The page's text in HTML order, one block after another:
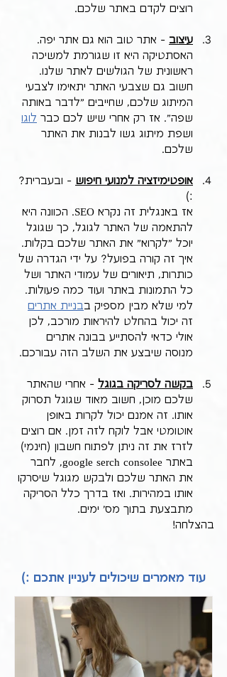
רוצים לקדם באתר שלכם.
עיצוב - אתר טוב הוא גם אתר יפה.
האסתטיקה היא זו שגורמת למשיכה
ראשונית של הגולשים לאתר שלנו.
חשוב גם שצבעי האתר יתאימו לצבעי
המיתוג שלכם, שחייבים "לדבר באותה
שפה". אז רק אחרי שיש לכם כבר לוגו
ושפת מיתוג גשו לבנות את האתר
שלכם.
אופטימיזציה למנועי חיפוש - ובעברית?
:)
אז באנגלית זה נקרא SEO. הכוונה היא
להתאמה של האתר לגוגל, כך שגוגל
יוכל "לקרוא" את האתר שלכם בקלות.
איך זה קורה בפועל? על ידי הגדרה של
כותרות, תיאורים של עמודי האתר ושל
כל התמונות באתר ועוד כמה פעולות.
למי שלא מבין מספיק בבניית אתרים
זה יכול בהחלט להיראות מורכב, לכן
אולי כדאי להסתייע בבונה אתרים
מנוסה שיבצע את השלב הזה עבורכם.
בקשה לסריקה בגוגל - אחרי שהאתר
שלכם מוכן, חשוב מאוד שגוגל תסרוק
אותו. זה אמנם יכול לקרות באופן
אוטומטי אבל לוקח לזה זמן. אם רוצים
לזרז את זה ניתן לפתוח חשבון (חינמי)
באתר google serch consolee, לחבר
את האתר שלכם ולבקש מגוגל שיסרקו
אותו במהירות. ואז בדרך כלל הסריקה
מתבצעת בתוך מס' ימים.
בהצלחה!
עוד מאמרים שיכולים לעניין אתכם :)